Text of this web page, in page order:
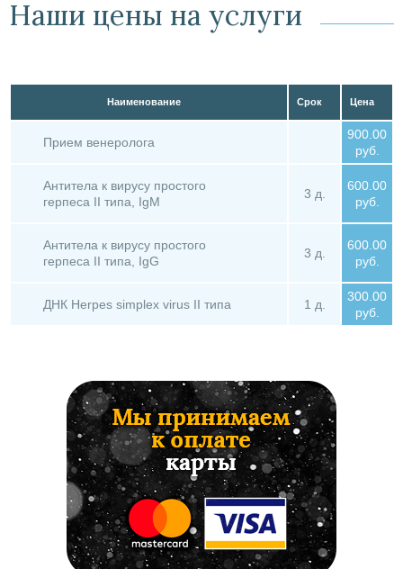
Наши цены на услуги
Наименование Срок Цена
Прием венеролога
900.00
руб.
Антитела к вирусу простого
герпеса II типа, IgM
3 д.
600.00
руб.
Антитела к вирусу простого
герпеса II типа, IgG
3 д.
600.00
руб.
ДНК Herpes simplex virus II типа 1 д.
300.00
руб.